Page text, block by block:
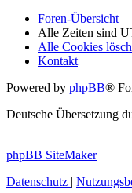
Foren-Übersicht
Alle Zeiten sind
Alle Cookies
Kontakt
Powered by phpBB®
Deutsche Übersetzung
phpBB SiteMaker
Datenschutz |